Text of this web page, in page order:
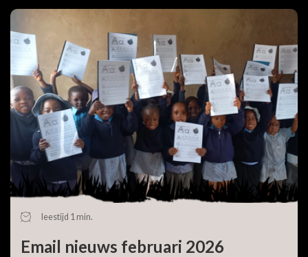
leestijd 1 min.
Email nieuws februari 2026